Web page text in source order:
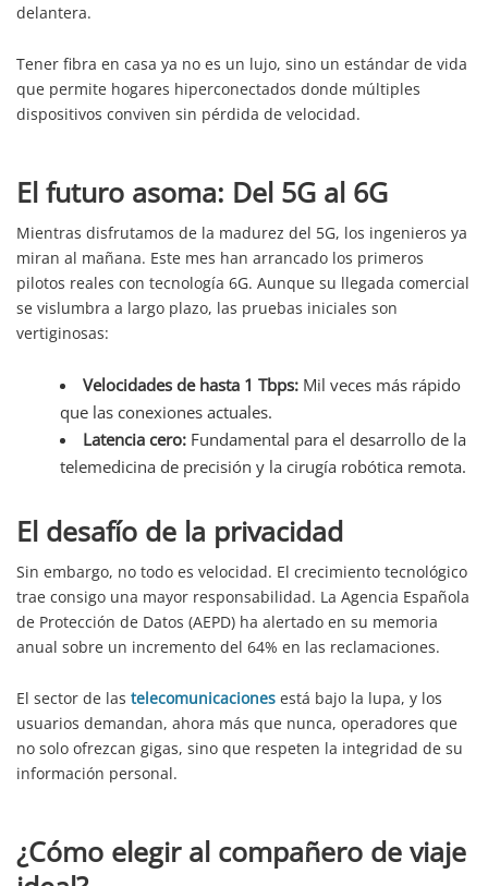
delantera.
Tener fibra en casa ya no es un lujo, sino un estándar de vida
que permite hogares hiperconectados donde múltiples
dispositivos conviven sin pérdida de velocidad.
El futuro asoma: Del 5G al 6G
Mientras disfrutamos de la madurez del 5G, los ingenieros ya
miran al mañana. Este mes han arrancado los primeros
pilotos reales con tecnología 6G. Aunque su llegada comercial
se vislumbra a largo plazo, las pruebas iniciales son
vertiginosas:
Velocidades de hasta 1 Tbps: Mil veces más rápido
que las conexiones actuales.
Latencia cero: Fundamental para el desarrollo de la
telemedicina de precisión y la cirugía robótica remota.
El desafío de la privacidad
Sin embargo, no todo es velocidad. El crecimiento tecnológico
trae consigo una mayor responsabilidad. La Agencia Española
de Protección de Datos (AEPD) ha alertado en su memoria
anual sobre un incremento del 64% en las reclamaciones.
El sector de las telecomunicaciones está bajo la lupa, y los
usuarios demandan, ahora más que nunca, operadores que
no solo ofrezcan gigas, sino que respeten la integridad de su
información personal.
¿Cómo elegir al compañero de viaje